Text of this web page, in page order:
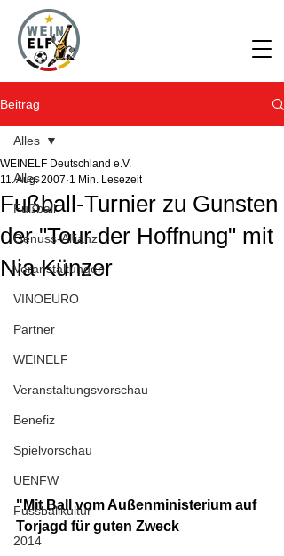
Beitrag
Alles
Fußball
Genuss-Allianz
Veranstaltungen
VINOEURO
Partner
WEINELF
Veranstaltungsvorschau
Benefiz
Spielvorschau
UENFW
Fussballkultur
2014
Alles
Fußball-Turnier zu Gunsten
der "Tour der Hoffnung" mit
Nia Künzer
WEINELF Deutschland e.V.
11. Aug. 2007 1 Min. Lesezeit
"Mit Ball vom Außenministerium auf
Torjagd für guten Zweck